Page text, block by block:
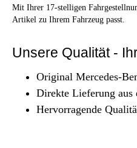
Mit Ihrer 17-stelligen
Artikel zu Ihrem Fahrzeug passt.
Unsere Qualität -
Original Mercedes-
Direkte Lieferung aus
Hervorragende